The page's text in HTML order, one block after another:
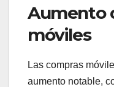
Aumento
móviles
Las compras
aumento notable,